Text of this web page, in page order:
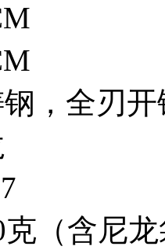
钢，全刃
克（含尼